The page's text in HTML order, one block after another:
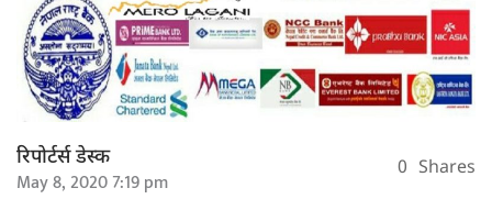
रिपोर्टर्स डेस्क
May 8, 2020 7:19 pm 0 Shares